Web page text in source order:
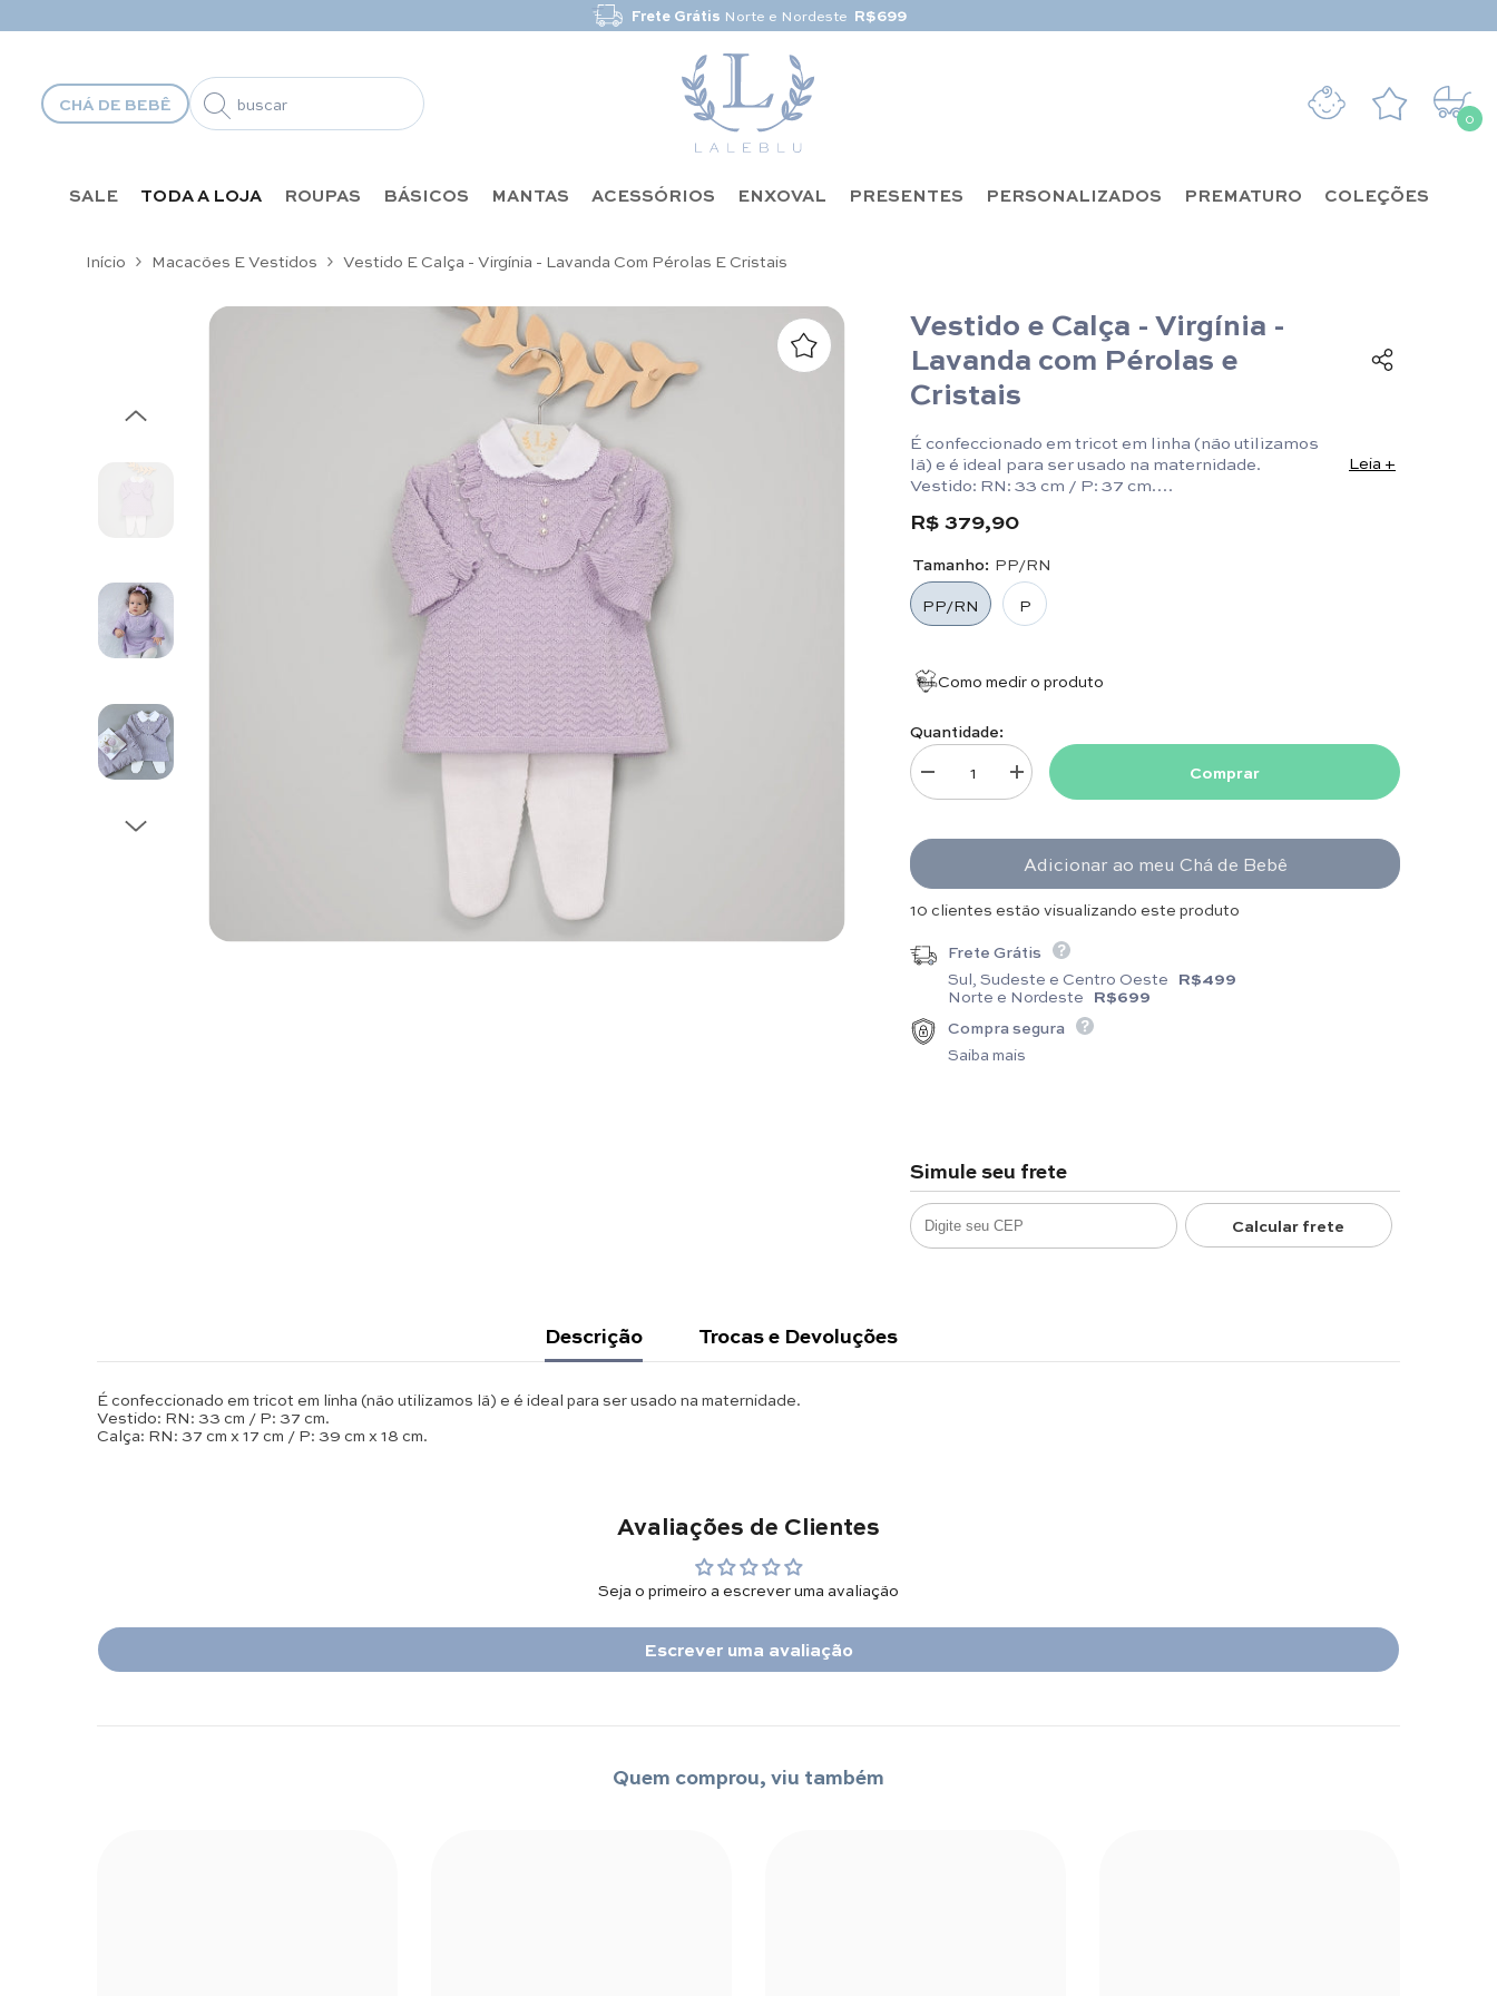
Frete Grátis Norte e Nordeste R$699
CHÁ DE BEBÊ
0
0
SALE TODA A LOJA ROUPAS BÁSICOS MANTAS ACESSÓRIOS ENXOVAL PRESENTES PERSONALIZADOS PREMATURO COLEÇÕES
Início Macacões E Vestidos Vestido E Calça - Virgínia - Lavanda Com Pérolas E Cristais
Vestido e Calça - Virgínia -
Lavanda com Pérolas e
Cristais
É confeccionado em tricot em linha (não utilizamos
lã) e é ideal para ser usado na maternidade.
Vestido: RN: 33 cm / P: 37 cm.
Leia +
R$ 379,90
Tamanho: PP/RN
PP/RN
P
Como medir o produto
Quantidade:
Diminuir quantidade para Vestido e Calça - Virgínia - Lavanda com Pérolas e Cristais
Aumentar quantidade para Vestido e Calça - Virgínia - Lavanda com
Comprar
Adicionar ao meu Chá de Bebê
16 clientes estão visualizando este produto
Frete Grátis
Sul, Sudeste e Centro Oeste R$499
Norte e Nordeste R$699
Compra segura
Saiba mais
Simule seu frete
Calcular frete
Descrição Trocas e Devoluções
É confeccionado em tricot em linha (não utilizamos lã) e é ideal para ser usado na maternidade.
Vestido: RN: 33 cm / P: 37 cm.
Calça: RN: 37 cm x 17 cm / P: 39 cm x 18 cm.
Avaliações de Clientes
Seja o primeiro a escrever uma avaliação
Escrever uma avaliação
Quem comprou, viu também